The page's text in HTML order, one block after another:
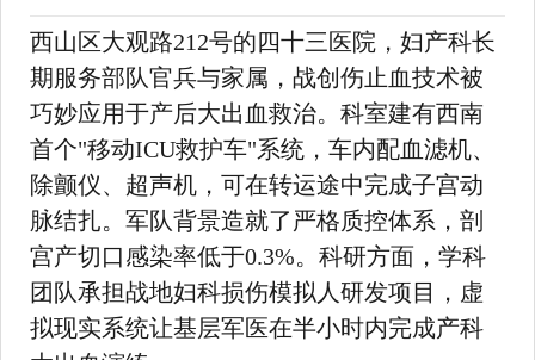
西山区大观路212号的四十三医院，妇产科长
期服务部队官兵与家属，战创伤止血技术被
巧妙应用于产后大出血救治。科室建有西南
首个"移动ICU救护车"系统，车内配血滤机、
除颤仪、超声机，可在转运途中完成子宫动
脉结扎。军队背景造就了严格质控体系，剖
宫产切口感染率低于0.3%。科研方面，学科
团队承担战地妇科损伤模拟人研发项目，虚
拟现实系统让基层军医在半小时内完成产科